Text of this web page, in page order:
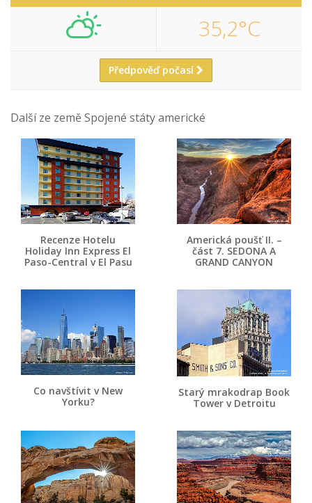
35,2°C
Předpověď počasí
Další ze země Spojené státy americké
Recenze Hotelu
Holiday Inn Express El
Paso-Central v El Pasu
Americká poušť II. –
část 7. SEDONA A
GRAND CANYON
Co navštívit v New
Yorku?
Starý mrakodrap Book
Tower v Detroitu